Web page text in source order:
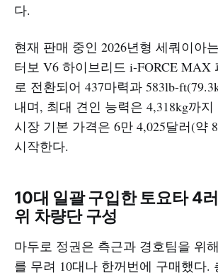
다.​
현재 판매 중인 2026년형 세쿼이아
터보 V6 하이브리드 i-FORCE MAX
로 전환되어 437마력과 583lb-
내며, 최대 견인 능력은 4,318kg까
시장 기본 가격은 6만 4,025달러(약
시작한다.​
10대 일괄 구입한 토요타 4
위 차량단 구성
마두로 정권은 측근과 경호팀을 위
를 무려 10대나 한꺼번에 구매했다.